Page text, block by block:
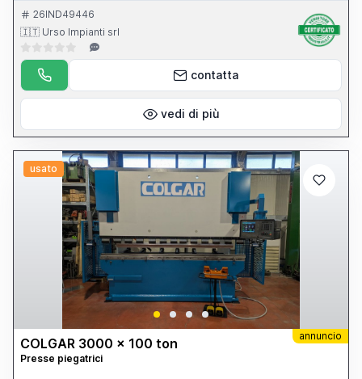
26IND49446
🇮🇹 Urso Impianti srl
contatta
vedi di più
usato
annuncio
COLGAR 3000 x 100 ton
Presse piegatrici